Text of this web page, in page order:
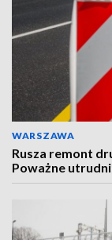
WARSZAWA
Rusza remont
Poważne